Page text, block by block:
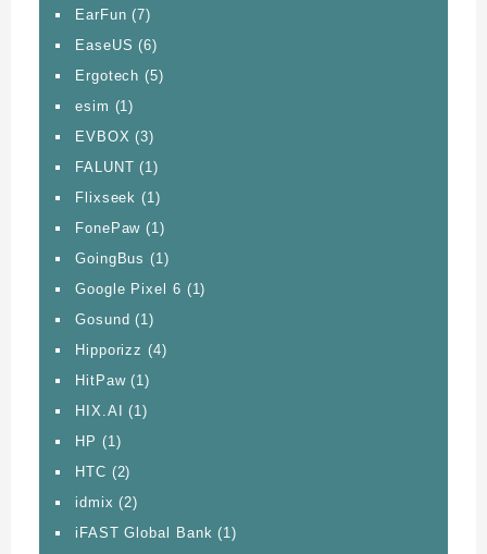
EarFun (7)
EaseUS (6)
Ergotech (5)
esim (1)
EVBOX (3)
FALUNT (1)
Flixseek (1)
FonePaw (1)
GoingBus (1)
Google Pixel 6 (1)
Gosund (1)
Hipporizz (4)
HitPaw(1)
HIX.AI
(1)
HP (1)
HTC (2)
idmix (2)
iFAST Global Bank (1)